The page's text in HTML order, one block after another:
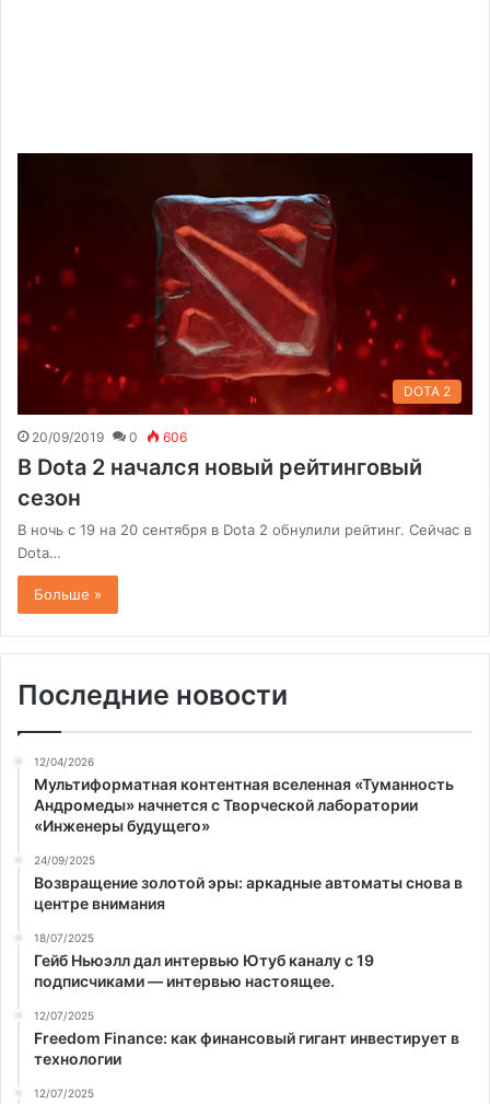
DOTA 2
20/09/2019 0 606
В Dota 2 начался новый рейтинговый
сезон
В ночь с 19 на 20 сентября в Dota 2 обнулили рейтинг. Сейчас в
Dota…
Больше »
Последние новости
12/04/2026
Мультиформатная контентная вселенная «Туманность
Андромеды» начнется с Творческой лаборатории
«Инженеры будущего»
24/09/2025
Возвращение золотой эры: аркадные автоматы снова в
центре внимания
18/07/2025
Гейб Ньюэлл дал интервью Ютуб каналу с 19
подписчиками — интервью настоящее.
12/07/2025
Freedom Finance: как финансовый гигант инвестирует в
технологии
12/07/2025